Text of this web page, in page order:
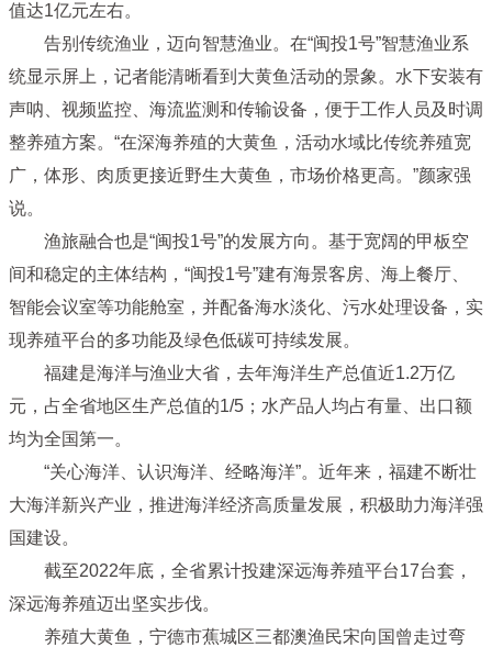
值达1亿元左右。
告别传统渔业，迈向智慧渔业。在“闽投1号”智慧渔业系
统显示屏上，记者能清晰看到大黄鱼活动的景象。水下安装有
声呐、视频监控、海流监测和传输设备，便于工作人员及时调
整养殖方案。“在深海养殖的大黄鱼，活动水域比传统养殖宽
广，体形、肉质更接近野生大黄鱼，市场价格更高。”颜家强
说。
渔旅融合也是“闽投1号”的发展方向。基于宽阔的甲板空
间和稳定的主体结构，“闽投1号”建有海景客房、海上餐厅、
智能会议室等功能舱室，并配备海水淡化、污水处理设备，实
现养殖平台的多功能及绿色低碳可持续发展。
福建是海洋与渔业大省，去年海洋生产总值近1.2万亿
元，占全省地区生产总值的1/5；水产品人均占有量、出口额
均为全国第一。
“关心海洋、认识海洋、经略海洋”。近年来，福建不断壮
大海洋新兴产业，推进海洋经济高质量发展，积极助力海洋强
国建设。
截至2022年底，全省累计投建深远海养殖平台17台套，
深远海养殖迈出坚实步伐。
养殖大黄鱼，宁德市蕉城区三都澳渔民宋向国曾走过弯